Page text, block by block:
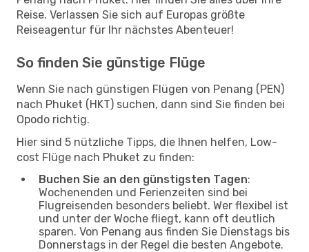
Reise. Verlassen Sie sich auf Europas größte
Reiseagentur für Ihr nächstes Abenteuer!
So finden Sie günstige Flüge
Wenn Sie nach günstigen Flügen von Penang (PEN)
nach Phuket (HKT) suchen, dann sind Sie finden bei
Opodo richtig.
Hier sind 5 nützliche Tipps, die Ihnen helfen, Low-
cost Flüge nach Phuket zu finden:
Buchen Sie an den günstigsten Tagen:
Wochenenden und Ferienzeiten sind bei
Flugreisenden besonders beliebt. Wer flexibel ist
und unter der Woche fliegt, kann oft deutlich
sparen. Von Penang aus finden Sie Dienstags bis
Donnerstags in der Regel die besten Angebote.